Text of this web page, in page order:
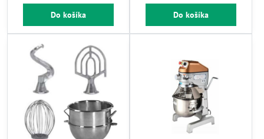
Do košíka Do košíka